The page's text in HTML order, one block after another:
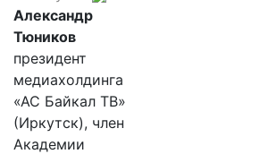
Александр
Тюников
президент
медиахолдинга
«АС Байкал ТВ»
(Иркутск), член
Академии